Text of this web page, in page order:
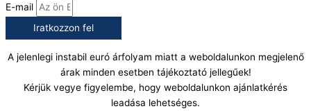
E-mail
Iratkozzon fel
A jelenlegi instabil euró árfolyam miatt a weboldalunkon megjelenő
árak minden esetben tájékoztató jellegűek!
Kérjük vegye figyelembe, hogy weboldalunkon ajánlatkérés
leadása lehetséges.